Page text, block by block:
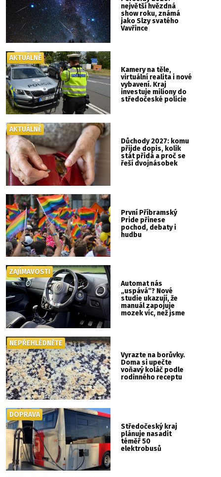
největší hvězdná
show roku, známá
jako Slzy svatého
Vavřince
Kamery na těle,
virtuální realita i nové
vybavení. Kraj
investuje miliony do
středočeské policie
AKTUÁLNĚ
Důchody 2027: komu
přijde dopis, kolik
stát přidá a proč se
řeší dvojnásobek
AKTUÁLNĚ
První Příbramský
Pride přinese
pochod, debaty i
hudbu
Automat nás
„uspává“? Nové
studie ukazují, že
manuál zapojuje
mozek víc, než jsme
ZAJÍMAVOSTI
Vyrazte na borůvky.
Doma si upečte
voňavý koláč podle
rodinného receptu
NEPŘEHLÉDNĚTE
Středočeský kraj
plánuje nasadit
téměř 50
elektrobusů
DOPRAVA